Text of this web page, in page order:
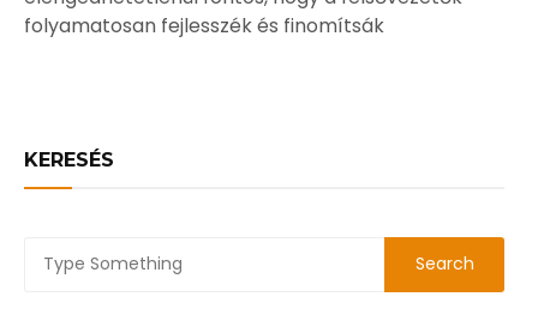
folyamatosan fejlesszék és finomítsák
KERESÉS